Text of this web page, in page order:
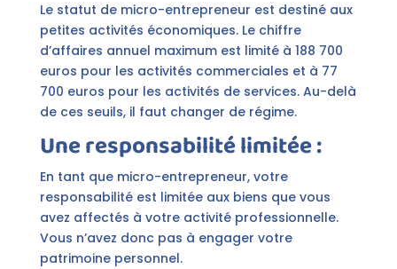
Le statut de micro-entrepreneur est destiné aux
petites activités économiques. Le chiffre
d’affaires annuel maximum est limité à 188 700
euros pour les activités commerciales et à 77
700 euros pour les activités de services. Au-delà
de ces seuils, il faut changer de régime.
Une responsabilité limitée :
En tant que micro-entrepreneur, votre
responsabilité est limitée aux biens que vous
avez affectés à votre activité professionnelle.
Vous n’avez donc pas à engager votre
patrimoine personnel.